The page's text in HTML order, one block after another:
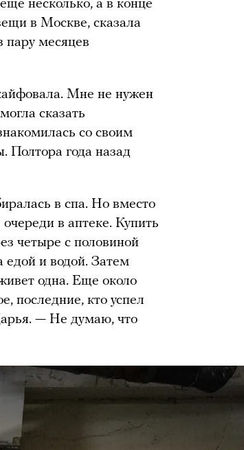
несколько, а в конце
в Москве, сказала
пару месяцев
Мне не нужен
сказать
со своим
года назад
в спа. Но вместо
в аптеке. Купить
четыре с половиной
едой и водой. Затем
одна. Еще около
последние, кто успел
— Не думаю, что